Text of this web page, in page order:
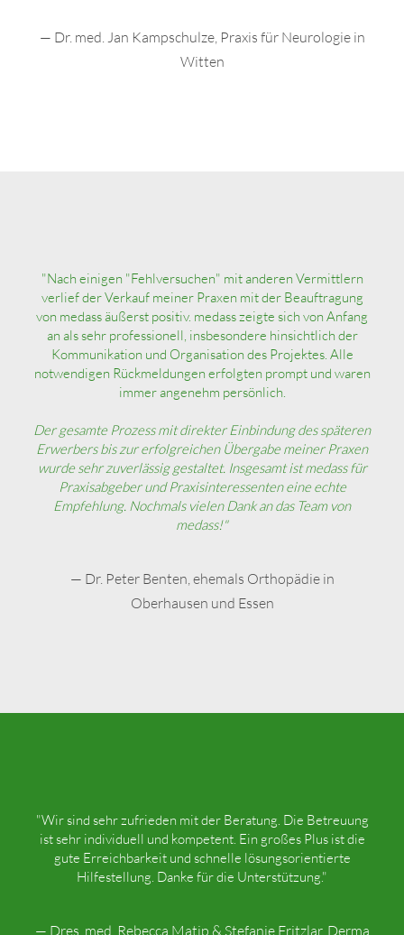
— Dr. med. Jan Kampschulze, Praxis für Neurologie in
Witten
"Nach einigen "Fehlversuchen" mit anderen Vermittlern
verlief der Verkauf meiner Praxen mit der Beauftragung
von medass äußerst positiv. medass zeigte sich von Anfang
an als sehr professionell, insbesondere hinsichtlich der
Kommunikation und Organisation des Projektes. Alle
notwendigen Rückmeldungen erfolgten prompt und waren
immer angenehm persönlich.
Der gesamte Prozess mit direkter Einbindung des späteren
Erwerbers bis zur erfolgreichen Übergabe meiner Praxen
wurde sehr zuverlässig gestaltet. Insgesamt ist medass für
Praxisabgeber und Praxisinteressenten eine echte
Empfehlung. Nochmals vielen Dank an das Team von
medass!"
— Dr. Peter Benten, ehemals Orthopädie in
Oberhausen und Essen
"Wir sind sehr zufrieden mit der Beratung. Die Betreuung
ist sehr individuell und kompetent. Ein großes Plus ist die
gute Erreichbarkeit und schnelle lösungsorientierte
Hilfestellung. Danke für die Unterstützung."
— Dres. med. Rebecca Matip & Stefanie Fritzlar, Derma